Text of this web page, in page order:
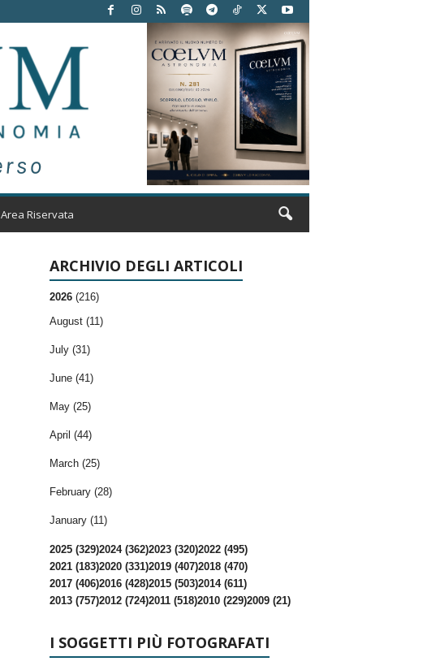
Area Riservata
ARCHIVIO DEGLI ARTICOLI
2026 (216)
August (11)
July (31)
June (41)
May (25)
April (44)
March (25)
February (28)
January (11)
2025 (329)2024 (362)2023 (320)2022 (495)
2021 (183)2020 (331)2019 (407)2018 (470)
2017 (406)2016 (428)2015 (503)2014 (611)
2013 (757)2012 (724)2011 (518)2010 (229)2009 (21)
I SOGGETTI PIÙ FOTOGRAFATI